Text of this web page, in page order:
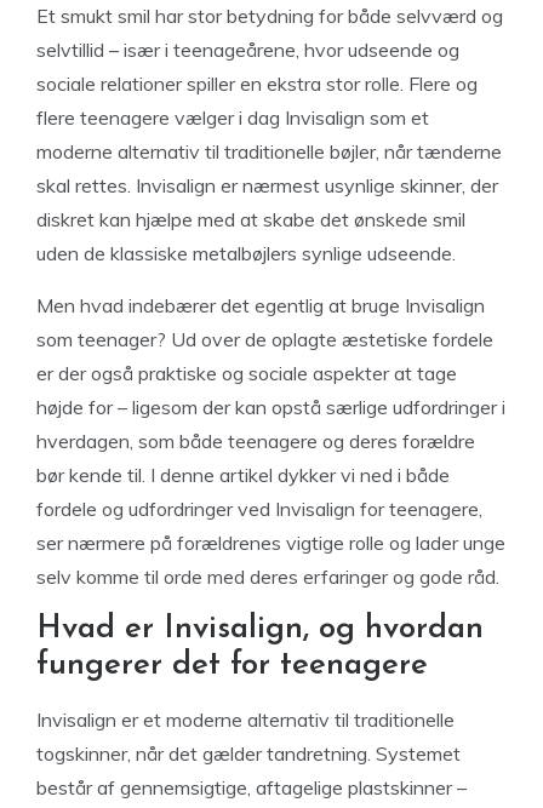
Et smukt smil har stor betydning for både selvværd og
selvtillid – især i teenageårene, hvor udseende og
sociale relationer spiller en ekstra stor rolle. Flere og
flere teenagere vælger i dag Invisalign som et
moderne alternativ til traditionelle bøjler, når tænderne
skal rettes. Invisalign er nærmest usynlige skinner, der
diskret kan hjælpe med at skabe det ønskede smil
uden de klassiske metalbøjlers synlige udseende.
Men hvad indebærer det egentlig at bruge Invisalign
som teenager? Ud over de oplagte æstetiske fordele
er der også praktiske og sociale aspekter at tage
højde for – ligesom der kan opstå særlige udfordringer i
hverdagen, som både teenagere og deres forældre
bør kende til. I denne artikel dykker vi ned i både
fordele og udfordringer ved Invisalign for teenagere,
ser nærmere på forældrenes vigtige rolle og lader unge
selv komme til orde med deres erfaringer og gode råd.
Hvad er Invisalign, og hvordan
fungerer det for teenagere
Invisalign er et moderne alternativ til traditionelle
togskinner, når det gælder tandretning. Systemet
består af gennemsigtige, aftagelige plastskinner –